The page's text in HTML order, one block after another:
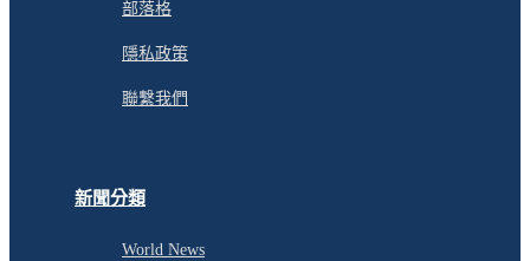
部落格
隱私政策
聯繫我們
新聞分類
World News